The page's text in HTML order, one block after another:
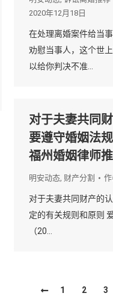
2020年12月18日
在处理离婚案件给当
劝慰当事人，这个世
以给你判决不准…
对于夫妻共同
要遵守婚姻法
福州婚姻律师
明安动态, 财产分割 作
对于夫妻共同财产的
定的有关规则和原则
（20…
1 2 3